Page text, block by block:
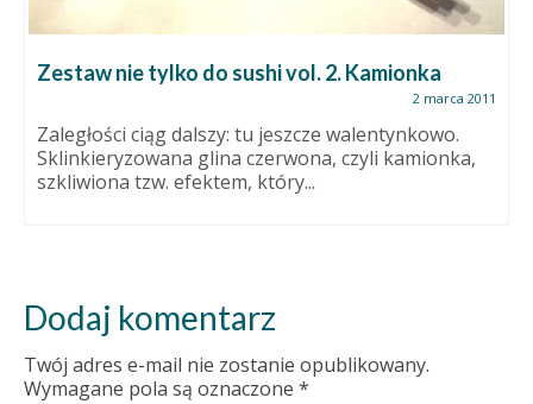
Zestaw nie tylko do sushi vol. 2. Kamionka
2 marca 2011
Zaległości ciąg dalszy: tu jeszcze walentynkowo.
Sklinkieryzowana glina czerwona, czyli kamionka,
szkliwiona tzw. efektem, który...
Dodaj komentarz
Twój adres e-mail nie zostanie opublikowany.
Wymagane pola są oznaczone *